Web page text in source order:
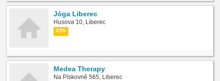
Jóga Liberec
Husova 10, Liberec
43%
Medea Therapy
Na Pískovně 565, Liberec